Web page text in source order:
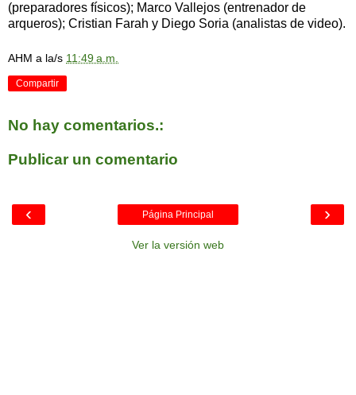
(preparadores físicos); Marco Vallejos (entrenador de
arqueros); Cristian Farah y Diego Soria (analistas de video).
AHM a la/s 11:49 a.m.
Compartir
No hay comentarios.:
Publicar un comentario
‹ ›
Página Principal
Ver la versión web